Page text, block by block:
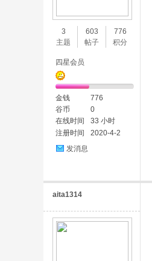
3
主题
603
帖子
776
积分
四星会员
金钱
776
谷币
0
在线时间
33 小时
注册时间
2020-4-2
发消息
aita1314